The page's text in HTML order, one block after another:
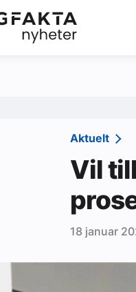
Jobbmarkedet
Aktuelt
Vil
18 januar